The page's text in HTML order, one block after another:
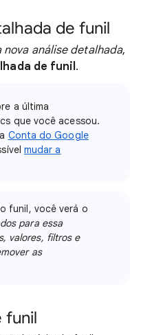
de funil
nova análise detalhada,
de funil.
a última
que você acessou.
Conta do Google
mudar a
funil, você verá o
para essa
valores, filtros e
as
funil